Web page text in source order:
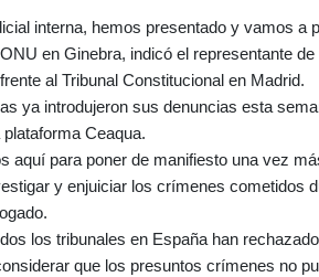
interna, hemos presentado y vamos a
en Ginebra, indicó el representante
al Tribunal Constitucional en Madrid.
ya introdujeron sus denuncias esta
Ceaqua.
aquí para poner de manifiesto una vez
y enjuiciar los crímenes cometidos
los tribunales en España han
que los presuntos crímenes no